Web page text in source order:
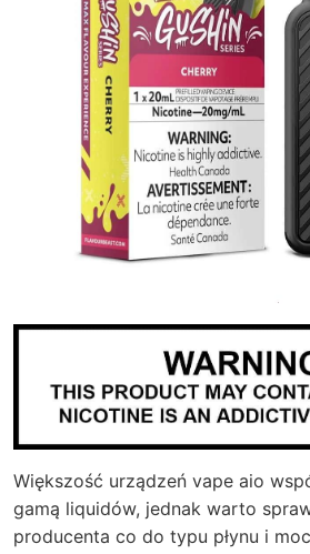
Większość urządzeń vape aio
gamą liquidów, jednak warto
producenta co do typu płynu i